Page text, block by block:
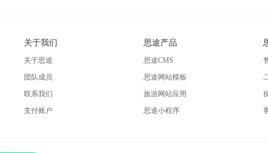
关于我们
关于思途
团队成员
联系我们
支付账户
思途产品
思途CMS
思途网站模板
旅游网站应用
思途小程序